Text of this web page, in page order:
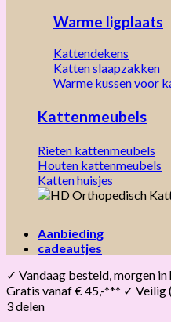
Warme ligplaats
Kattendekens
Katten slaapzakken
Warme kussen voor
Kattenmeubels
Rieten kattenmeubels
Houten kattenmeubels
Katten huisjes
Aanbieding
cadeautjes
✓ Vandaag besteld, morgen
Gratis vanaf € 45,-*** ✓
3 delen